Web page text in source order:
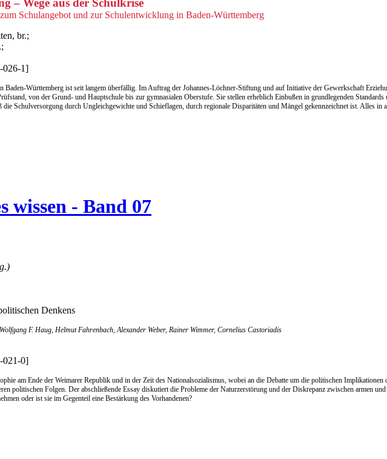
– Wege aus der Schulkrise
Schulangebot und zur Schulentwicklung in Baden-Württemberg
br.;
026-1]
Baden-Württemberg ist seit langem überfällig. Im Auftrag der Johannes-Löchner-Stiftung und auf Initiative der Gewerkschaft
von der Grund- und Hauptschule bis zur gymnasialen Oberstufe. Sie stellen erheblich Einbußen in grundlegenden
die Schulversorgung durch Ungleichgewichte und Schieflagen, durch regionale Disparitäten und Mängel gekennzeichnet ist. Alles
wissen - Band 07
Denkens
F. Haug, Helmut Fahrenbach, Alexander Weber, Rainer Wimmer, Cornelius Castoriadis
021-0]
am Ende der Weimarer Republik und in der Zeit des Nationalsozialismus, wobei an die Debatte um die politischen
politischen Folgen. Der abschließende Essay diskutiert die Probleme der Naturzerstörung und der Diskrepanz zwischen armen
oder ist sie im Gegenteil eine Bestärkung des Vorhandenen?